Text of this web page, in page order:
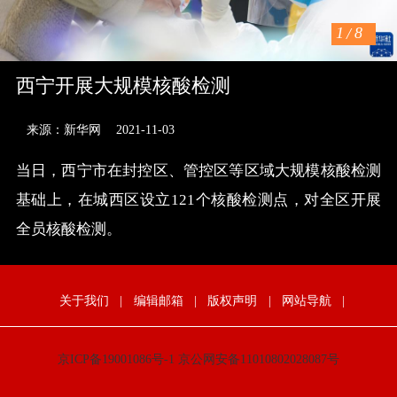
1 /8
西宁开展大规模核酸检测
来源：新华网 2021-11-03
当日，西宁市在封控区、管控区等区域大规模核酸检测
基础上，在城西区设立121个核酸检测点，对全区开展
全员核酸检测。
关于我们 | 编辑邮箱 | 版权声明 | 网站导航 |
京ICP备19001086号-1 京公网安备11010802028087号